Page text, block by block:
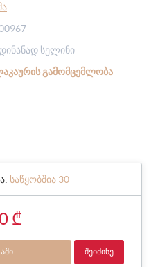
სელინი
ᲒᲐᲛᲝᲛᲪᲔᲛᲚᲝᲑᲐ
საწყობშია 30
₾
ᲨᲔᲘᲫᲘᲜᲔ